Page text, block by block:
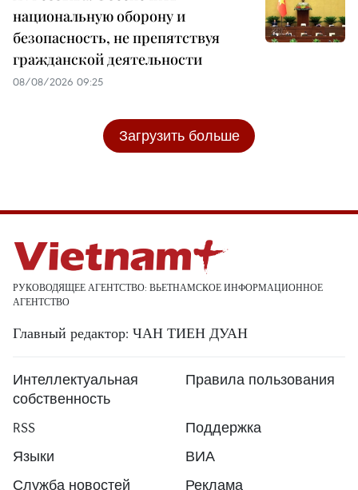
национальную оборону и
безопасность, не препятствуя
гражданской деятельности
08/08/2026 09:25
Загрузить больше
РУКОВОДЯЩЕЕ АГЕНТСТВО: ВЬЕТНАМСКОЕ ИНФОРМАЦИОННОЕ
АГЕНТСТВО
Главный редактор: ЧАН ТИЕН ДУАН
Интеллектуальная
собственность
Правила пользования
RSS
Поддержка
Языки
ВИА
Служба новостей
Реклама